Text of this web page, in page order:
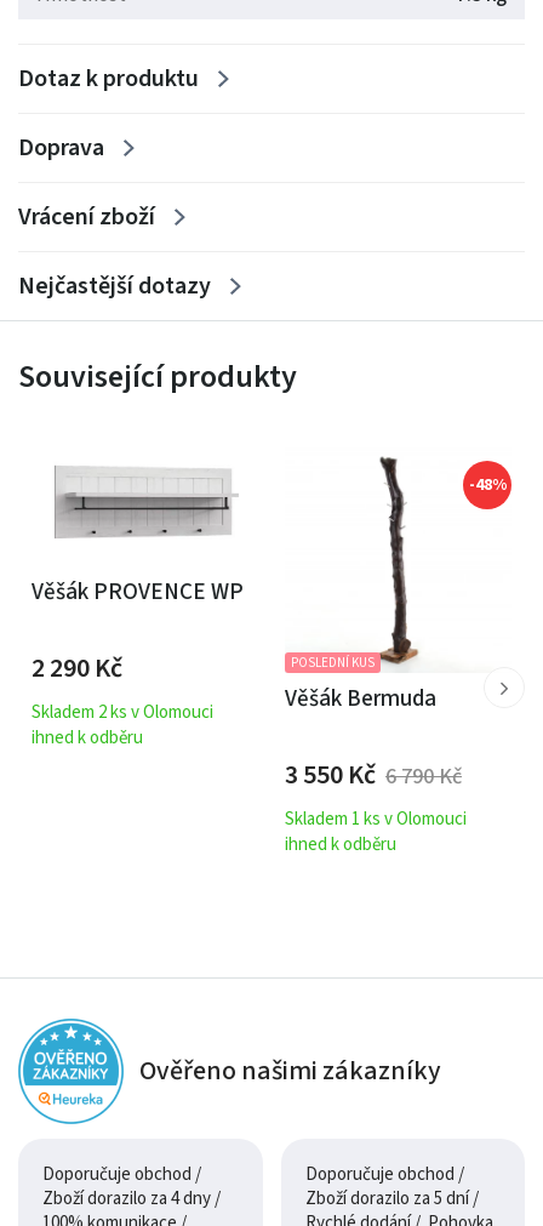
Dotaz k produktu
Doprava
Vrácení zboží
Nejčastější dotazy
Související produkty
Věšák PROVENCE WP
2 290Kč
Skladem 2 ks v Olomouci
ihned k odběru
-48%
POSLEDNÍ KUS
Věšák Bermuda
3 550Kč 6 790Kč
Skladem 1 ks v Olomouci
ihned k odběru
Ověřeno našimi zákazníky
Doporučuje obchod /
Zboží dorazilo za 4 dny /
Doporučuje obchod /
Zboží dorazilo za 5 dní /